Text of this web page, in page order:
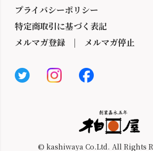
プライバシーポリシー
特定商取引に基づく表記
メルマガ登録 | メルマガ停止
© kashiwaya Co.Ltd. All Rights